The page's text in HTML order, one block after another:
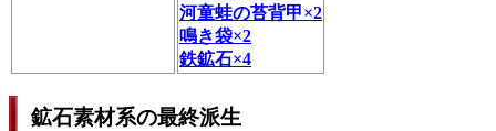
河童蛙の苔背甲×2
鳴き袋×2
鉄鉱石×4
鉱石素材系の最終派生